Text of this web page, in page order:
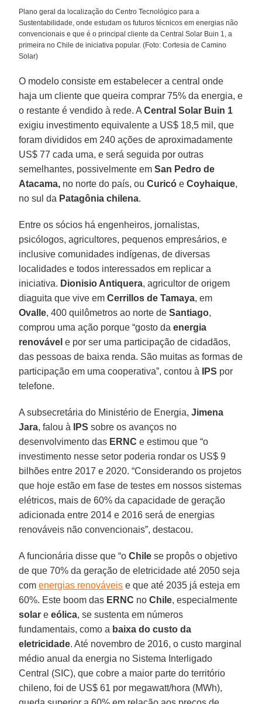
Plano geral da localização do Centro Tecnológico para a
Sustentabilidade, onde estudam os futuros técnicos em energias não
convencionais e que é o principal cliente da Central Solar Buin 1, a
primeira no Chile de iniciativa popular. (Foto: Cortesia de Camino
Solar)
O modelo consiste em estabelecer a central onde
haja um cliente que queira comprar 75% da energia, e
o restante é vendido à rede. ACentral Solar Buin 1
exigiu investimento equivalente a US$ 18,5 mil, que
foram divididos em 240 ações de aproximadamente
US$ 77 cada uma, e será seguida por outras
semelhantes, possivelmente emSan Pedro de
Atacama, no norte do país, ouCuricó eCoyhaique,
no sul da Patagônia chilena.
Entre os sócios há engenheiros, jornalistas,
psicólogos, agricultores, pequenos empresários, e
inclusive comunidades indígenas, de diversas
localidades e todos interessados em replicar a
iniciativa. Dionisio Antiquera, agricultor de origem
diaguita que vive emCerrillos de Tamaya, em
Ovalle, 400 quilômetros ao norte deSantiago,
comprou uma ação porque “gosto daenergia
renovável e por ser uma participação de cidadãos,
das pessoas de baixa renda. São muitas as formas de
participação em uma cooperativa”, contou à
IPS por
telefone.
A subsecretária do Ministério de Energia,Jimena
Jara, falou à IPS sobre os avanços no
desenvolvimento das ERNC e estimou que “o
investimento nesse setor poderia rondar os US$ 9
bilhões entre 2017 e 2020. “Considerando os projetos
que hoje estão em fase de testes em nossos sistemas
elétricos, mais de 60% da capacidade de geração
adicionada entre 2014 e 2016 será de energias
renováveis não convencionais”, destacou.
A funcionária disse que “oChile se propôs o objetivo
de que 70% da geração de eletricidade até 2050 seja
comenergias renováveis e que até 2035 já esteja em
60%. Este boom das ERNC noChile, especialmente
solar eeólica, se sustenta em números
fundamentais, como a baixa do custo da
eletricidade. Até novembro de 2016, o custo marginal
médio anual da energia no Sistema Interligado
Central (SIC), que cobre a maior parte do território
chileno, foi de US$ 61 por megawatt/hora (MWh),